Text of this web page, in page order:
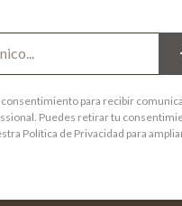
para recibir
Puedes retirar tu
Política de Privacidad para